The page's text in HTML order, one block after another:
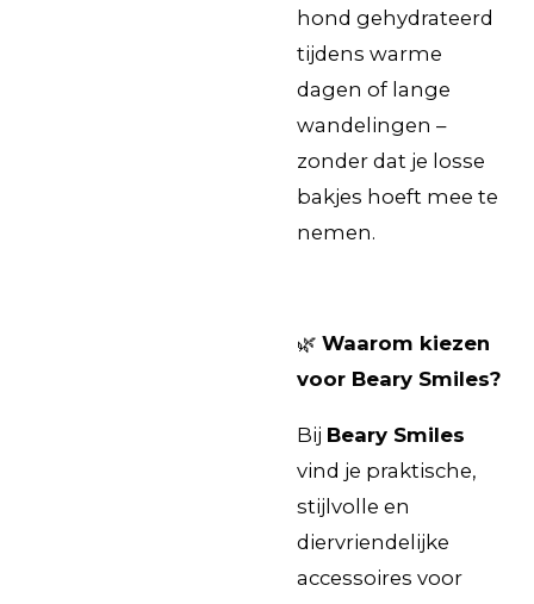
hond gehydrateerd
tijdens warme
dagen of lange
wandelingen –
zonder dat je losse
bakjes hoeft mee te
nemen.
🌿 Waarom kiezen
voor Beary Smiles?
Bij Beary Smiles
vind je praktische,
stijlvolle en
diervriendelijke
accessoires voor